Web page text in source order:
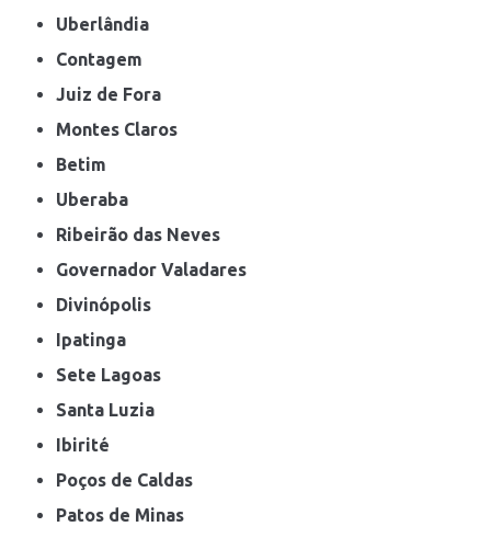
Uberlândia
Contagem
Juiz de Fora
Montes Claros
Betim
Uberaba
Ribeirão das Neves
Governador Valadares
Divinópolis
Ipatinga
Sete Lagoas
Santa Luzia
Ibirité
Poços de Caldas
Patos de Minas